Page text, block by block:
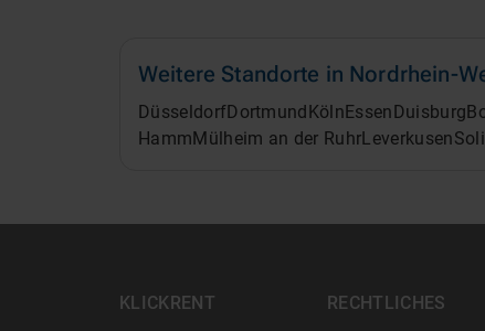
Weitere Standorte in Nordrhein-
DüsseldorfDortmundKölnEssenDuisburg
HammMülheim an der RuhrLeverkusen
KLICKRENT RECHTLICHES